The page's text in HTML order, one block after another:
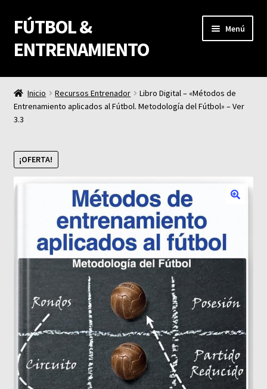
Ir
a
la
Ir
al
contenido
FÚTBOL &
ENTRENAMIENTO
Menú
Fútbol & Entrenamiento
Carrito
Mi cuenta
Inicio Recursos Entrenador
Libro Digital – «Métodos de
Entrenamiento aplicados al Fútbol. Metodología del Fútbol» – Ver
3.3
¡OFERTA!